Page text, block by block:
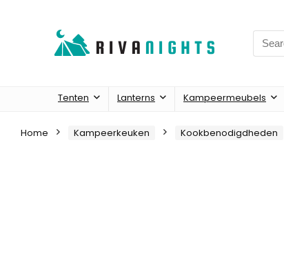
Search
for:
Tenten Lanterns Kampeermeubels
Home Kampeerkeuken Kookbenodigdheden